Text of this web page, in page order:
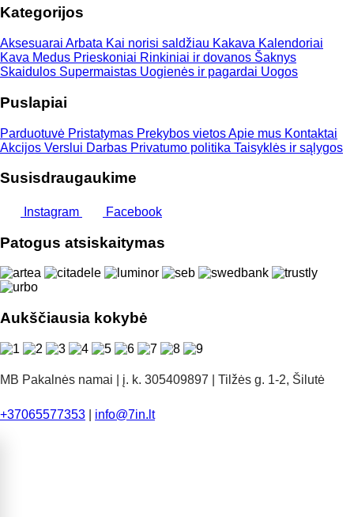
21,00 €
Kategorijos
Aksesuarai Arbata Kai norisi saldžiau Kakava Kalendoriai
Kava Medus Prieskoniai Rinkiniai ir dovanos Šaknys
Skaidulos Supermaistas Uogienės ir pagardai Uogos
Puslapiai
Parduotuvė Pristatymas Prekybos vietosApie mus Kontaktai
Akcijos Verslui Darbas Privatumo politika Taisyklės ir sąlygos
Susisdraugaukime
Instagram Facebook
Patogus atsiskaitymas
Aukščiausia kokybė
MB Pakalnės namai | į. k. 305409897 | Tilžės g. 1-2, Šilutė
+37065577353 info@7in.lt